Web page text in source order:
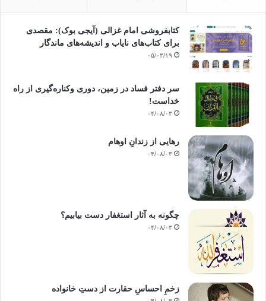
کتابفروشی امام غزالی (آیجی بوک): مقصدی
برای کتاب‌های نایاب و اندیشه‌های ماندگار
۰۵/۰۳/۱۹
سر دفتر فساد در زمین‌، دوری وکناره‌گیری از راه
خداست‌!
۰۴/۰۸/۰۳
رهایی از زندانِ اوهام
۰۴/۰۸/۰۳
چگونه به آثار استغفار دست بیابیم؟
۰۴/۰۸/۰۳
زخمِ احساسِ حقارت از دستِ خانواده